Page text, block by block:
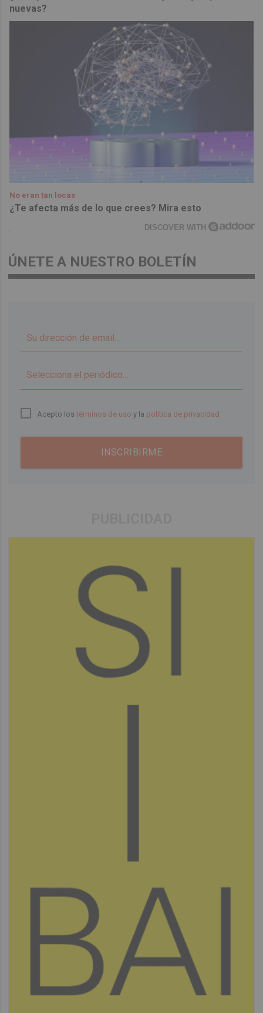
nuevas?
No eran tan locas
¿Te afecta más de lo que crees? Mira esto
DISCOVER WITH
ÚNETE A NUESTRO BOLETÍN
Acepto lostérminos de uso y la política de privacidad
INSCRIBIRME